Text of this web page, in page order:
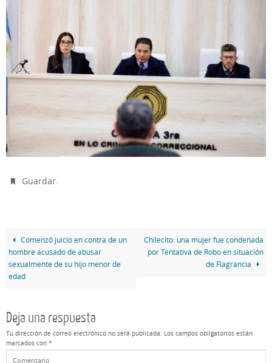
Guardar.
Comenzó juicio en contra de un
hombre acusado de abusar
sexualmente de su hijo menor de
edad
Chilecito: una mujer fue condenada
por Tentativa de Robo en situación
de Flagrancia
Deja una respuesta
Tu dirección de correo electrónico no será publicada. Los campos obligatorios están
marcados con *